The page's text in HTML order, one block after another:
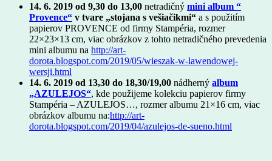
14. 6. 2019 od 9,30 do 13,00 netradičný mini album “
Provence“ v tvare „stojana s vešiačikmi“ a s použitím
papierov PROVENCE od firmy Stampéria, rozmer
22×23×13 cm, viac obrázkov z tohto netradičného prevedenia
mini albumu na http://art-
dorota.blogspot.com/2019/05/wieszak-w-lawendowej-
wersji.html
14. 6. 2019 od 13,30 do 18,30/19,00 nádherný album
„AZULEJOS“, kde použijeme kolekciu papierov firmy
Stampéria – AZULEJOS…, rozmer albumu 21×16 cm, viac
obrázkov albumu na:http://art-
dorota.blogspot.com/2019/04/azulejos-de-sueno.html